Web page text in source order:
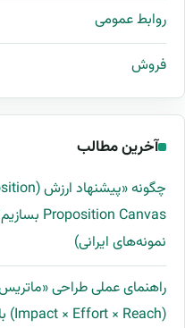
روابط عمومی
فروش
آخرین مطالب
نمونه‌های ایرانی)
راهنمای عملی طراحی
(Impact × Effort × Reach) با قالب اکسل و مثال واقعی